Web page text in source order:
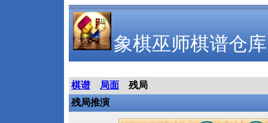
象棋巫师棋谱仓库
棋谱 局面
残局
残局推演